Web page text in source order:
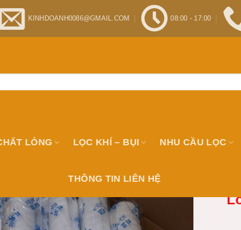
KINHDOANH0086@GMAIL.COM 08:00 - 17:00
LỎNG LỌC KHÍ – BỤI NHU CẦU LỌC
THÔNG TIN LIÊN HỆ
PHẨM